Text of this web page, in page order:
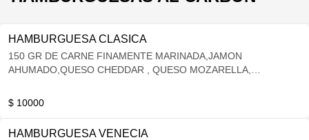
HAMBURGUESA CLASICA
150 GR DE CARNE FINAMENTE MARINADA,JAMON
AHUMADO,QUESO CHEDDAR , QUESO MOZARELLA,
PARRILLA) + PAPAS FRANCESAS
$ 10000
HAMBURGUESA VENECIA